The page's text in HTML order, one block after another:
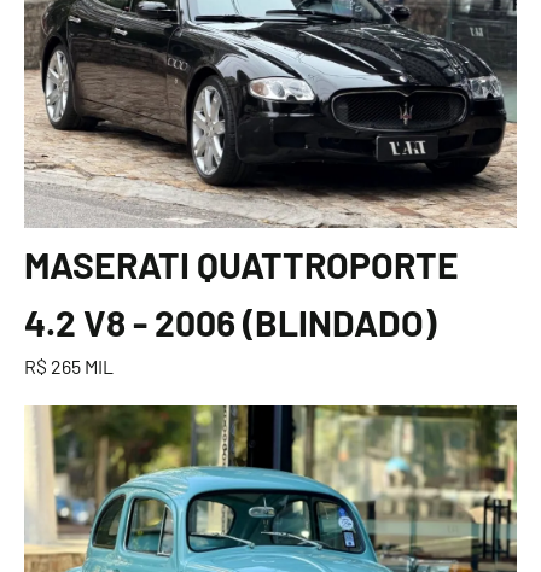
MASERATI QUATTROPORTE
4.2 V8 - 2006 (BLINDADO)
R$ 265 MIL